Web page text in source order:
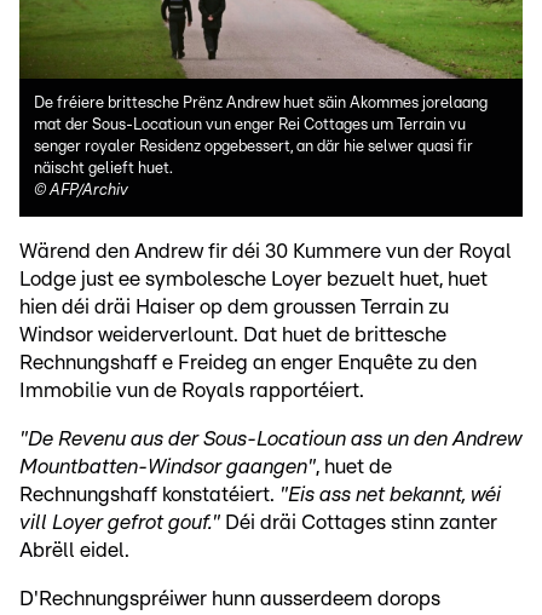
De fréiere brittesche Prënz Andrew huet säin Akommes jorelaang
mat der Sous-Locatioun vun enger Rei Cottages um Terrain vu
senger royaler Residenz opgebessert, an där hie selwer quasi fir
näischt gelieft huet.
©AFP/Archiv
Wärend den Andrew fir déi 30 Kummere vun der Royal
Lodge just ee symbolesche Loyer bezuelt huet, huet
hien déi dräi Haiser op dem groussen Terrain zu
Windsor weiderverlount. Dat huet de brittesche
Rechnungshaff e Freideg an enger Enquête zu den
Immobilie vun de Royals rapportéiert.
"De Revenu aus der Sous-Locatioun ass un den Andrew
Mountbatten-Windsor gaangen", huet de
Rechnungshaff konstatéiert. "Eis ass net bekannt, wéi
vill Loyer gefrot gouf." Déi dräi Cottages stinn zanter
Abrëll eidel.
D'Rechnungspréiwer hunn ausserdeem dorops